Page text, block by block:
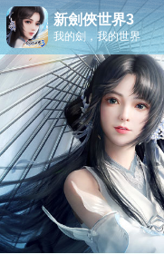
新劍俠世界3
我的劍，我的世界